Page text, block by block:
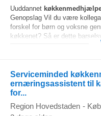
Uuddannet
Genopslag Vil du være
forskel for børn og voksne
køkkenet? Så er dette
Serviceminded
ernæringsassistent til
for...
Region Hovedstaden -